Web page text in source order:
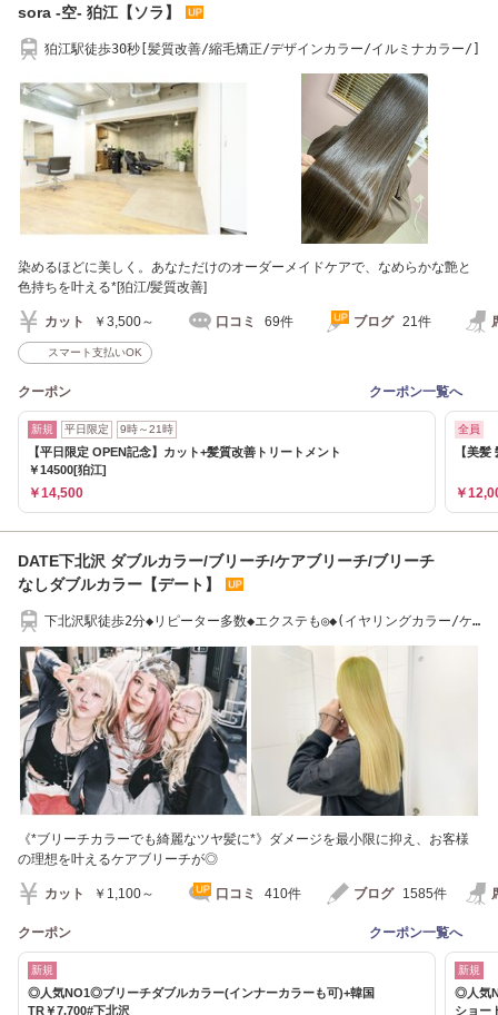
sora -空- 狛江【ソラ】
狛江駅徒歩30秒[髪質改善/縮毛矯正/デザインカラー/イルミナカラー/]
染めるほどに美しく。あなただけのオーダーメイドケアで、なめらかな艶と
色持ちを叶える*[狛江/髪質改善]
カット ￥3,500～ 口コミ 69件 ブログ 21件
スマート支払いOK
クーポン クーポン一覧へ
新規 平日限定 9時～21時
【平日限定 OPEN記念】カット+髪質改善トリートメント
￥14500[狛江]
￥14,500
全員
【美
￥
DATE下北沢 ダブルカラー/ブリーチ/ケアブリーチ/ブリーチ
なしダブルカラー【デート】
下北沢駅徒歩2分◆リピーター多数◆エクステも◎◆(イヤリングカラー/ケ
《*ブリーチカラーでも綺麗なツヤ髪に*》ダメージを最小限に抑え、お客様
の理想を叶えるケアブリーチが◎
カット ￥1,100～ 口コミ 410件 ブログ 1585件
クーポン クーポン一覧へ
新規
◎人気NO1◎ブリーチダブルカラー(インナーカラーも可)+韓国
TR￥7,700#下北沢
新規
◎人気
ショー